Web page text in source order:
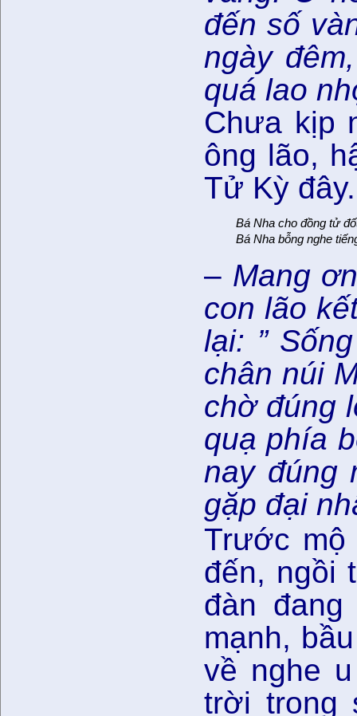
đến số
ngày
quá lao
Chưa kịp
ông lão,
Tử Kỳ
Bá Nha cho đồng tử
Bá Nha bỗng nghe
– Mang
con lão
lại: ”
chân núi
chờ đúng
quạ phía
nay đúng
gặp đại
Trước mộ
đến, ngồi
đàn
mạnh,
về nghe
trời trong